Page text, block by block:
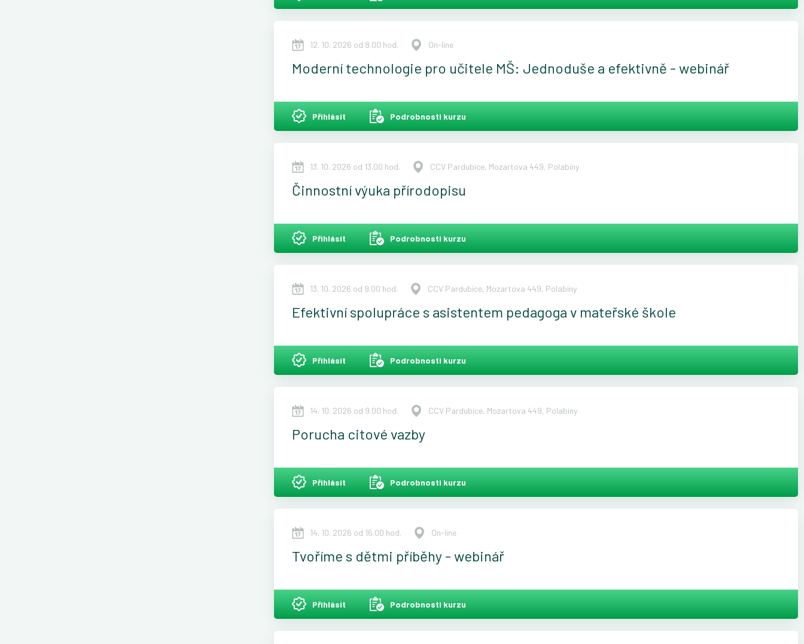
12. 10. 2026 od 8.00 hod. On-line
Moderní technologie pro učitele MŠ: Jednoduše a efektivně - webinář
Přihlásit Podrobnosti kurzu
13. 10. 2026 od 13.00 hod. CCV Pardubice, Mozartova 449, Polabiny
Činnostní výuka přírodopisu
Přihlásit Podrobnosti kurzu
13. 10. 2026 od 9.00 hod. CCV Pardubice, Mozartova 449, Polabiny
Efektivní spolupráce s asistentem pedagoga v mateřské škole
Přihlásit Podrobnosti kurzu
14. 10. 2026 od 9.00 hod. CCV Pardubice, Mozartova 449, Polabiny
Porucha citové vazby
Přihlásit Podrobnosti kurzu
14. 10. 2026 od 16.00 hod. On-line
Tvoříme s dětmi příběhy - webinář
Přihlásit Podrobnosti kurzu